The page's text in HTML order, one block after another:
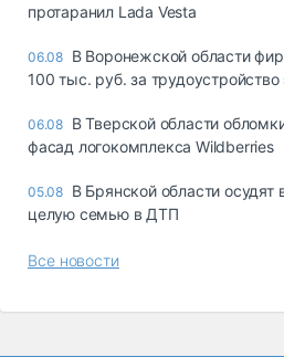
протаранил Lada Vesta
06.08 В Воронежской области
100 тыс. руб. за
06.08 В Тверской области
фасад логокомплекса Wildberries
05.08 В Брянской области осудят
целую семью в ДТП
Все новости